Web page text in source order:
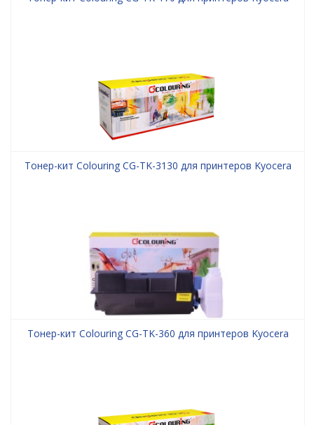
Тонер-кит Colouring CG-TK-3130 для принтеров Kyocera
Тонер-кит Colouring CG-TK-360 для принтеров Kyocera